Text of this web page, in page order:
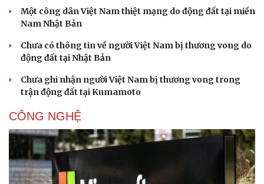
Một công dân Việt Nam thiệt mạng do động đất tại miền
Nam Nhật Bản
Chưa có thông tin về người Việt Nam bị thương vong do
động đất tại Nhật Bản
Chưa ghi nhận người Việt Nam bị thương vong trong
trận động đất tại Kumamoto
CÔNG NGHỆ